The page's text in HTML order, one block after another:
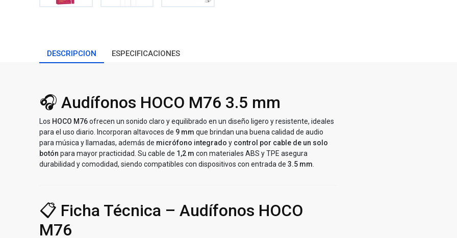
DESCRIPCION ESPECIFICACIONES
🎧 Audífonos HOCO M76 3.5 mm
Los HOCO M76ofrecen un sonido claro y equilibrado en un diseño ligero y resistente, ideales
para el uso diario. Incorporan altavoces de 9 mm que brindan una buena calidad de audio
para música y llamadas, además de micrófono integrado y control por cable de un solo
botón para mayor practicidad. Su cable de 1,2 m con materiales ABS y TPE asegura
durabilidad y comodidad, siendo compatibles con dispositivos con entrada de 3.5 mm
📋 Ficha Técnica – Audífonos HOCO
M76